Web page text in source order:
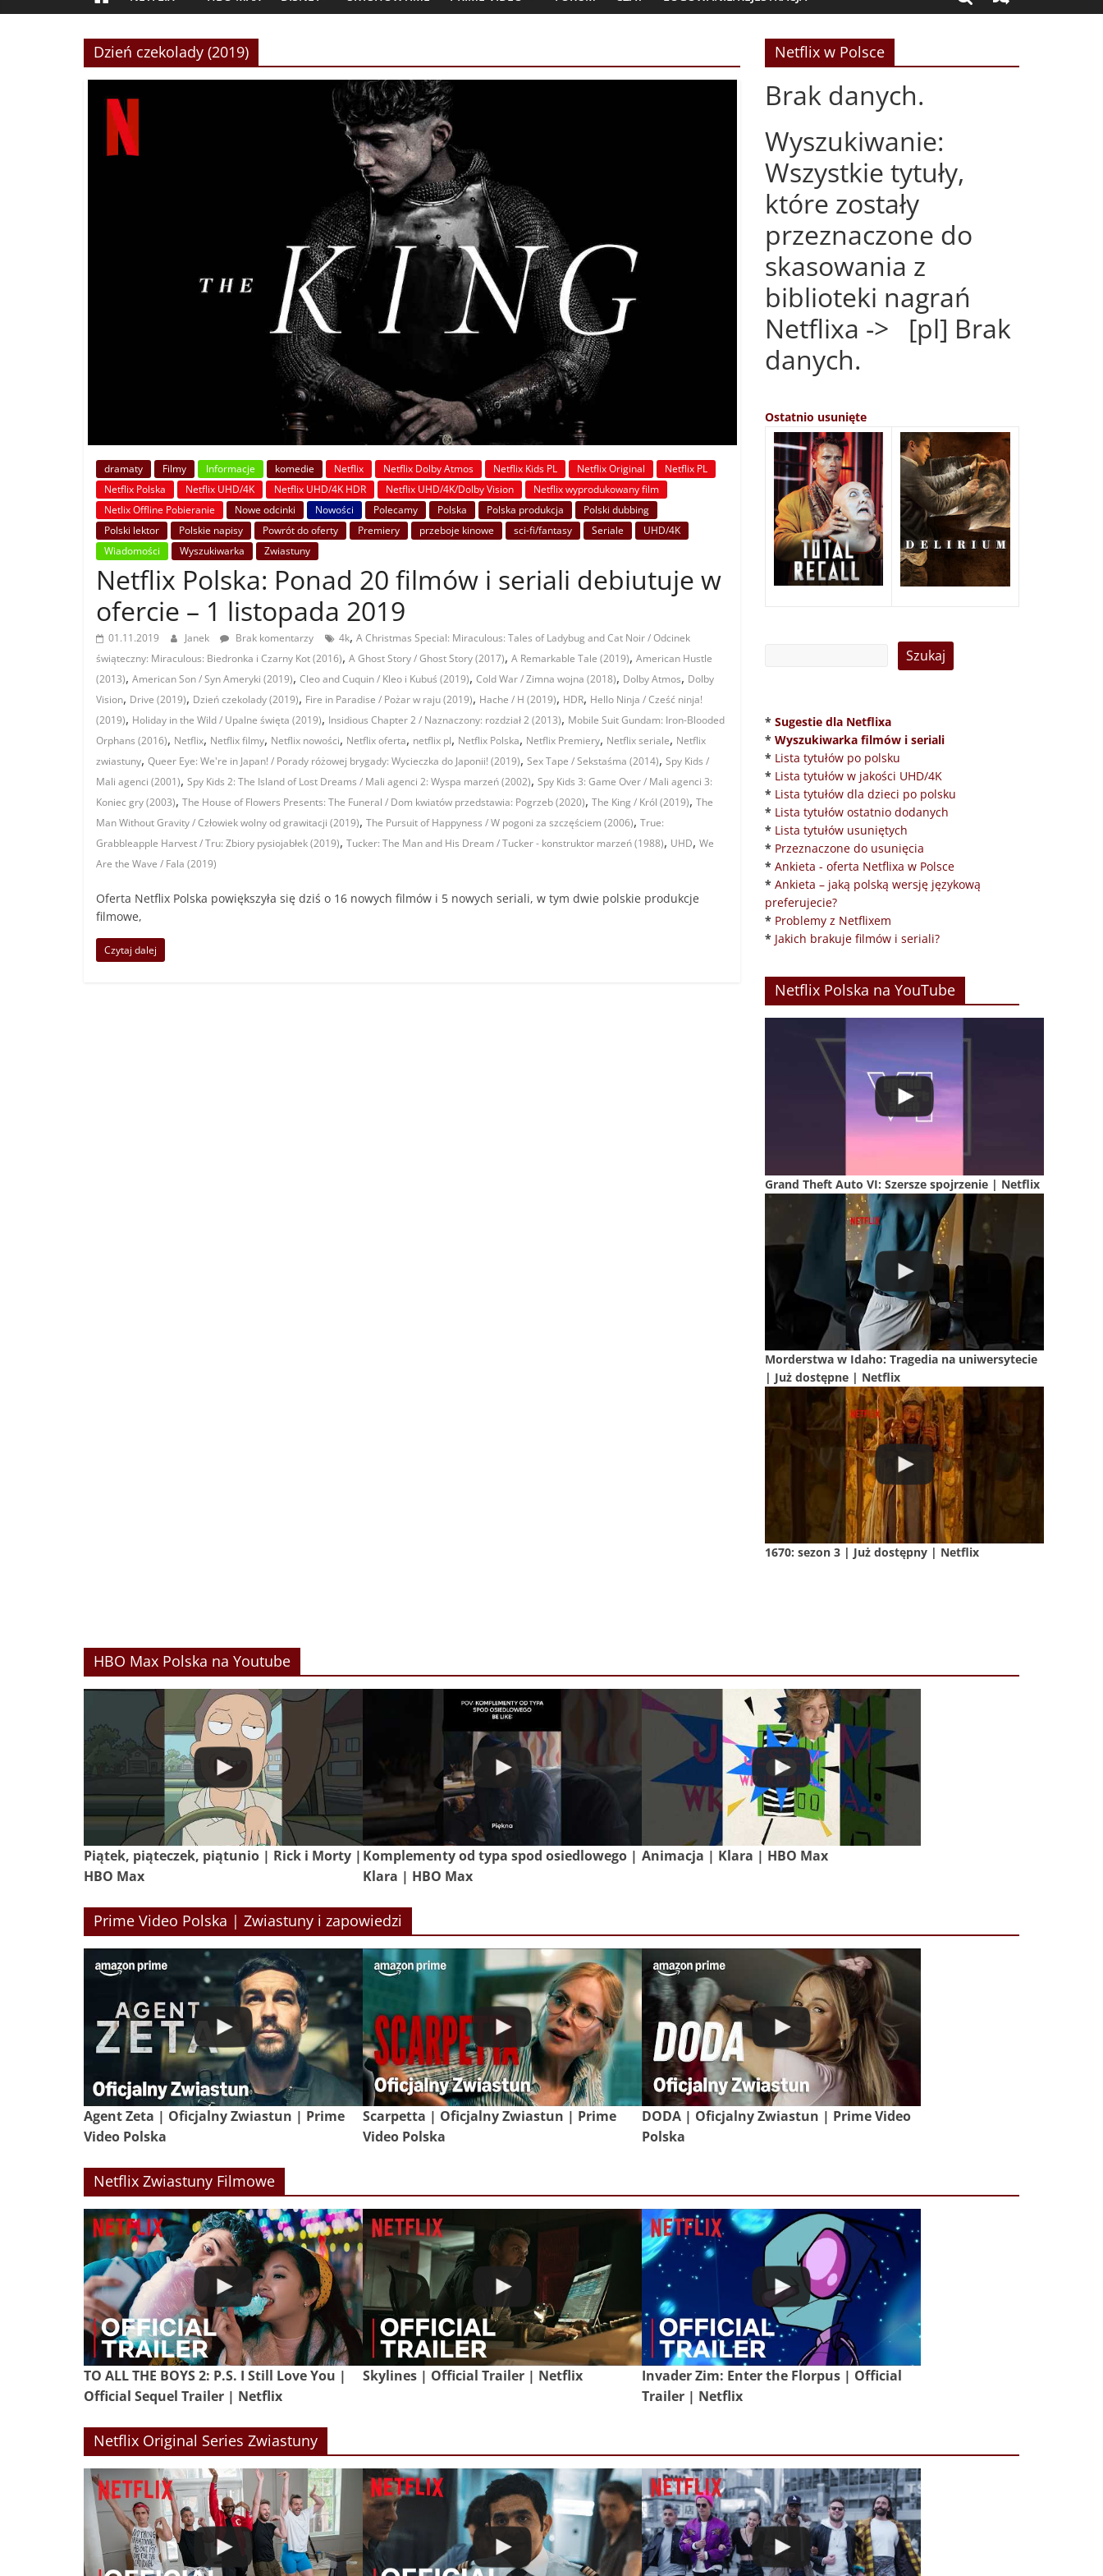
Dzień czekolady (2019)
dramaty Filmy Informacje komedie Netflix Netflix Dolby Atmos Netflix Kids PL Netflix Original
Netflix PL
Netflix Polska
Netflix UHD/4K Netflix UHD/4K HDR Netflix UHD/4K/Dolby Vision
Netflix wyprodukowany film
Netlix Offline Pobieranie
Nowe odcinki Nowości Polecamy Polska Polska produkcja
Polski dubbing
Polski lektor
Polskie napisy Powrót do oferty Premiery przeboje kinowe sci-fi/fantasy Seriale
UHD/4K
Wiadomości
Wyszukiwarka Zwiastuny
Netflix Polska: Ponad 20 filmów i seriali debiutuje w
ofercie – 1 listopada 2019
01.11.2019 Janek Brak komentarzy 4k, A Christmas Special: Miraculous: Tales of Ladybug and Cat Noir / Odcinek
świąteczny: Miraculous: Biedronka i Czarny Kot (2016), A Ghost Story / Ghost Story (2017), A Remarkable Tale (2019), American Hustle
(2013), American Son / Syn Ameryki (2019), Cleo and Cuquin / Kleo i Kubuś (2019), Cold War / Zimna wojna (2018), Dolby Atmos, Dolby
Vision, Drive (2019), Dzień czekolady (2019), Fire in Paradise / Pożar w raju (2019), Hache / H (2019), HDR, Hello Ninja / Cześć ninja!
(2019), Holiday in the Wild / Upalne święta (2019), Insidious Chapter 2 / Naznaczony: rozdział 2 (2013), Mobile Suit Gundam: Iron-Blooded
Orphans (2016), Netflix, Netflix filmy, Netflix nowości, Netflix oferta, netflix pl, Netflix Polska, Netflix Premiery, Netflix seriale, Netflix
zwiastuny, Queer Eye: We're in Japan! / Porady różowej brygady: Wycieczka do Japonii! (2019), Sex Tape / Sekstaśma (2014), Spy Kids /
Mali agenci (2001), Spy Kids 2: The Island of Lost Dreams / Mali agenci 2: Wyspa marzeń (2002), Spy Kids 3: Game Over / Mali agenci 3:
Koniec gry (2003), The House of Flowers Presents: The Funeral / Dom kwiatów przedstawia: Pogrzeb (2020), The King / Król (2019), The
Man Without Gravity / Człowiek wolny od grawitacji (2019), The Pursuit of Happyness / W pogoni za szczęściem (2006), True:
Grabbleapple Harvest / Tru: Zbiory pysiojabłek (2019), Tucker: The Man and His Dream / Tucker - konstruktor marzeń (1988), UHD, We
Are the Wave / Fala (2019)
Oferta Netflix Polska powiększyła się dziś o 16 nowych filmów i 5 nowych seriali, w tym dwie polskie produkcje
filmowe,
Czytaj dalej
Netflix w Polsce
Brak danych.
Wyszukiwanie:
Wszystkie tytuły,
które zostały
przeznaczone do
skasowania z
biblioteki nagrań
Netflixa -> [pl] Brak
danych.
Ostatnio usunięte
* Sugestie dla Netflixa
* Wyszukiwarka filmów i seriali
* Lista tytułów po polsku
* Lista tytułów w jakości UHD/4K
* Lista tytułów dla dzieci po polsku
* Lista tytułów ostatnio dodanych
* Lista tytułów usuniętych
* Przeznaczone do usunięcia
* Ankieta - oferta Netflixa w Polsce
* Ankieta – jaką polską wersję językową
preferujecie?
* Problemy z Netflixem
* Jakich brakuje filmów i seriali?
Netflix Polska na YouTube
Grand Theft Auto VI: Szersze spojrzenie | Netflix
Morderstwa w Idaho: Tragedia na uniwersytecie
| Już dostępne | Netflix
1670: sezon 3 | Już dostępny | Netflix
HBO Max Polska na Youtube
Piątek, piąteczek, piątunio | Rick i Morty |
HBO Max
Komplementy od typa spod osiedlowego |
Klara | HBO Max
Animacja | Klara | HBO Max
Prime Video Polska | Zwiastuny i zapowiedzi
Agent Zeta | Oficjalny Zwiastun | Prime
Video Polska
Scarpetta | Oficjalny Zwiastun | Prime
Video Polska
DODA | Oficjalny Zwiastun | Prime Video
Polska
Netflix Zwiastuny Filmowe
TO ALL THE BOYS 2: P.S. I Still Love You |
Official Sequel Trailer | Netflix
Skylines | Official Trailer | Netflix
Invader Zim: Enter the Florpus | Official
Trailer | Netflix
Netflix Original Series Zwiastuny